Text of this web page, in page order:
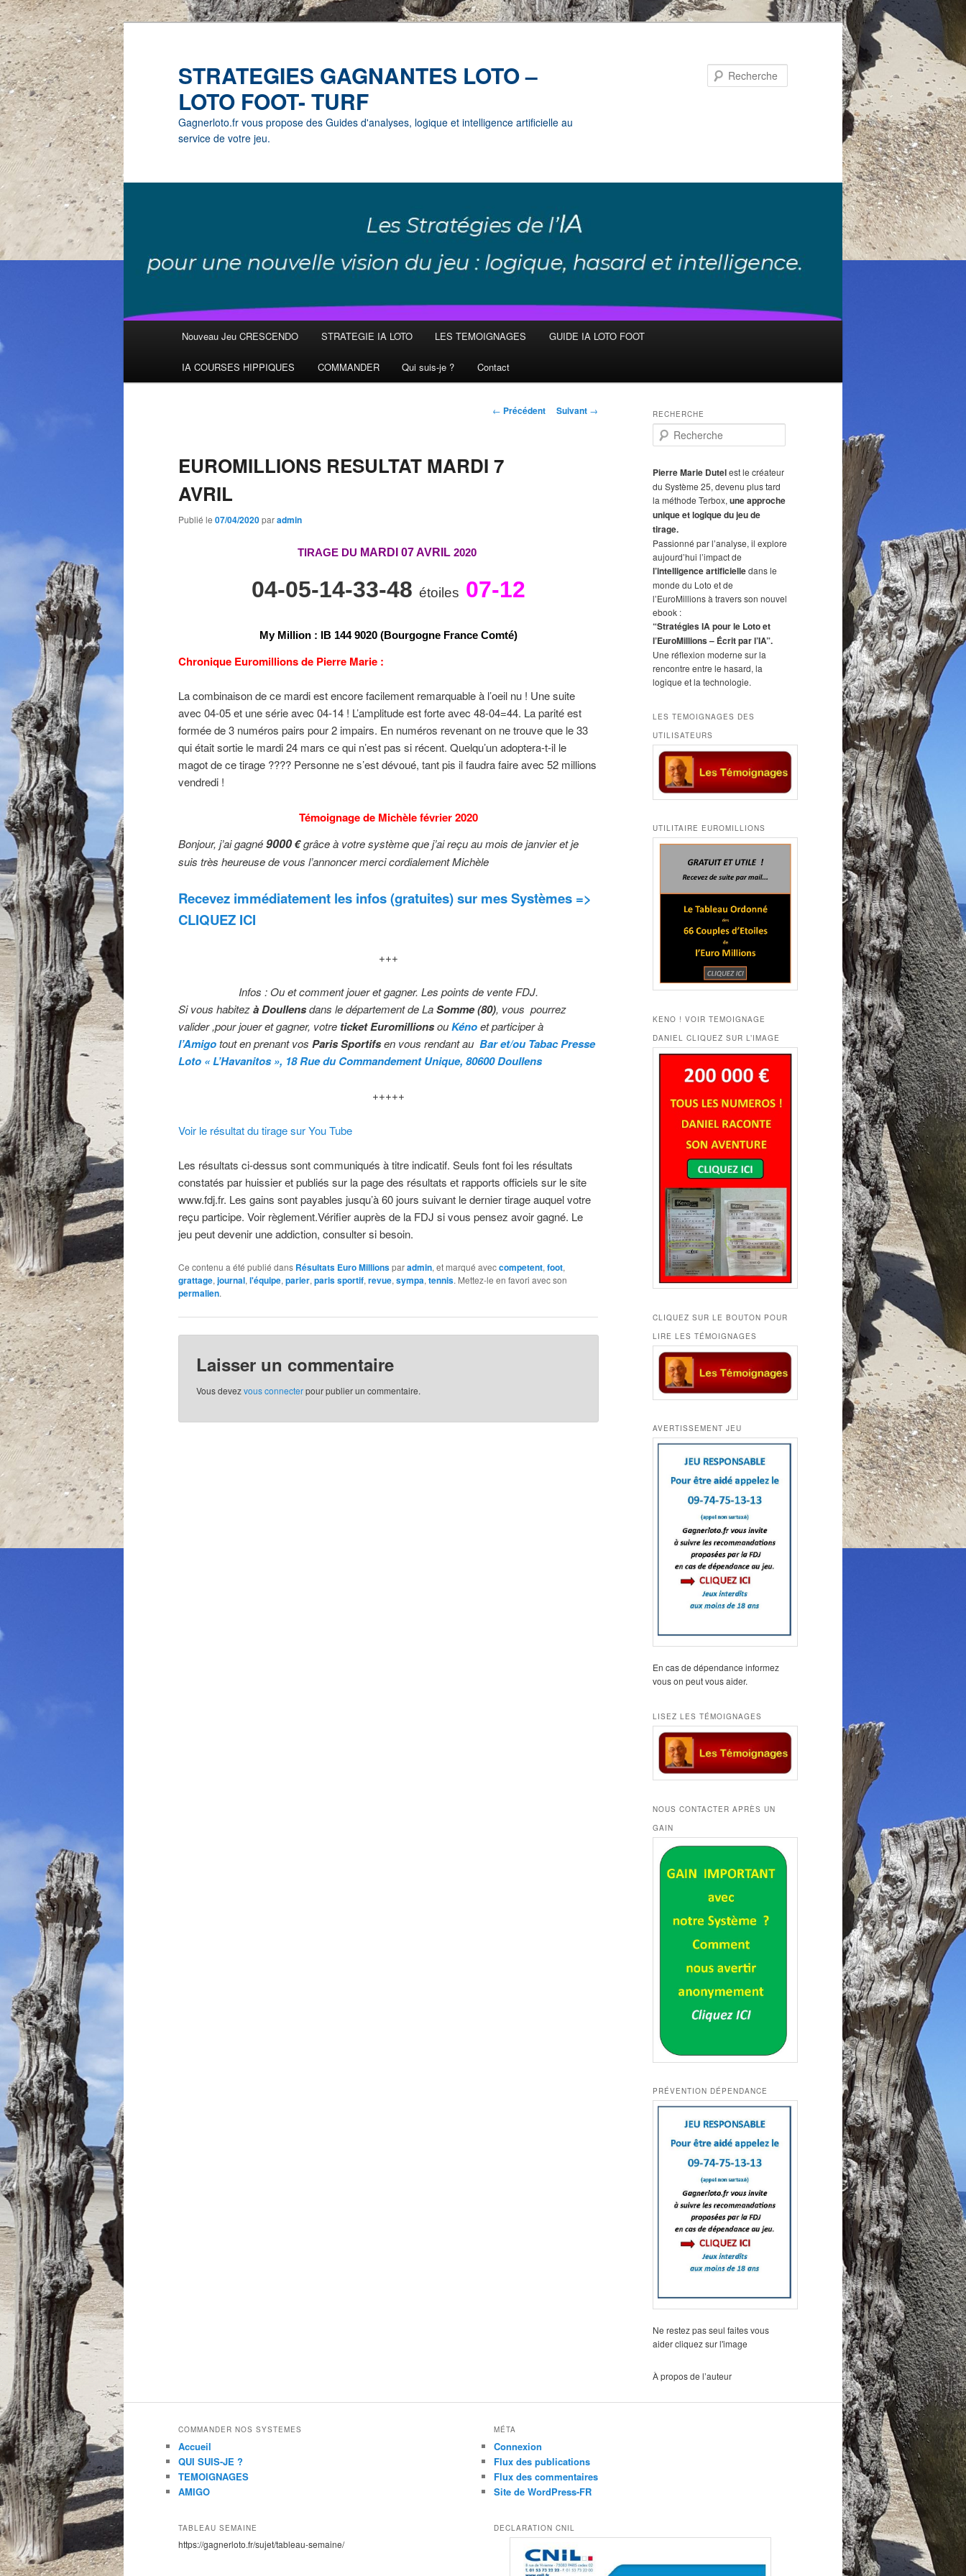
STRATEGIES GAGNANTES LOTO –
LOTO FOOT- TURF
Gagnerloto.fr vous propose des Guides d'analyses, logique et intelligence artificielle au
service de votre jeu.
Aller
au
Nouveau Jeu CRESCENDO STRATEGIE IA LOTO LES TEMOIGNAGES GUIDE IA LOTO FOOT
IA COURSES HIPPIQUES COMMANDER Qui suis-je ? Contact
Navigation
← Précédent Suivant →
EUROMILLIONS RESULTAT MARDI 7
AVRIL
Publié le 07/04/2020paradmin
TIRAGE DU MARDI 07 AVRIL2020
04-05-14-33-48 étoiles 07-12
My Million: IB 1449020 (Bourgogne France Comté)
Chronique Euromillions de Pierre Marie :
La combinaison de ce mardi est encore facilement remarquable à l’oeil nu ! Une suite
avec 04-05 et une série avec 04-14 ! L’amplitude est forte avec 48-04=44. La parité est
formée de 3 numéros pairs pour 2 impairs. En numéros revenant on ne trouve que le 33
qui était sortie le mardi 24 mars ce qui n’est pas si récent. Quelqu’un adoptera-t-il le
magot de ce tirage ???? Personne ne s’est dévoué, tant pis il faudra faire avec 52 millions
vendredi !
Témoignagede Michèle février 2020
Bonjour, j’ai gagné9000€grâce à votre système que j’ai reçu au mois de janvier et je
suis très heureuse de vous l’annoncer merci cordialement Michèle
Recevez immédiatement les infos (gratuites) sur mes Systèmes =>
CLIQUEZ ICI
+++
Infos : Ou et comment jouer et gagner. Les points de vente FDJ.
Si vous habitezà Doullensdans le département de LaSomme (80), vous pourrez
valider ,pour jouer et gagner, votre ticket EuromillionsouKénoet participer à
l’Amigotout en prenant vos Paris Sportifsen vous rendant au Bar et/ou Tabac Presse
Loto « L’Havanitos », 18 Rue du Commandement Unique, 80600 Doullens
+++++
Voir le résultat du tirage sur You Tube
Les résultats ci-dessus sont communiqués à titre indicatif. Seuls font foi les résultats
constatés par huissier et publiés sur la page des résultats et rapports officiels sur le site
www.fdj.fr. Les gains sont payables jusqu’à 60 jours suivant le dernier tirage auquel votre
reçu participe. Voir règlement.Vérifier auprès de la FDJ si vous pensez avoir gagné. Le
jeu peut devenir une addiction, consulter si besoin.
Ce contenu a été publié dans Résultats Euro Millionsparadmin, et marqué aveccompetent, foot,
grattage, journal, l'équipe, parier, paris sportif, revue, sympa, tennis. Mettez-le en favori avec son
permalien.
Laisser un commentaire
Vous devezvous connecterpour publier un commentaire.
RECHERCHE
e
h
e
r
c
h
e
Pierre Marie Dutelest le créateur
du Système 25, devenu plus tard
la méthode Terbox, une approche
unique et logique du jeu de
tirage.
Passionné par l’analyse, il explore
aujourd’hui l’impact de
l’intelligence artificielledans le
monde du Loto et de
l’EuroMillions à travers son nouvel
ebook :
“Stratégies IA pour le Loto et
l’EuroMillions – Écrit par l’IA”.
Une réflexion moderne sur la
rencontre entre le hasard, la
logique et la technologie.
LES TEMOIGNAGES DES
UTILISATEURS
UTILITAIRE EUROMILLIONS
KENO ! VOIR TEMOIGNAGE
DANIEL CLIQUEZ SUR L’IMAGE
CLIQUEZ SUR LE BOUTON POUR
LIRE LES TÉMOIGNAGES
AVERTISSEMENT JEU
En cas de dépendance informez
vous on peut vous aider.
LISEZ LES TÉMOIGNAGES
NOUS CONTACTER APRÈS UN
GAIN
PRÉVENTION DÉPENDANCE
Ne restez pas seul faites vous
aider cliquez sur l'image
À propos de l’auteur
COMMANDER NOS SYSTEMES
Accueil
QUI SUIS-JE ?
TEMOIGNAGES
AMIGO
TABLEAU SEMAINE
https://gagnerloto.fr/sujet/tableau-semaine/
MÉTA
Connexion
Flux des publications
Flux des commentaires
Site de WordPress-FR
DECLARATION CNIL